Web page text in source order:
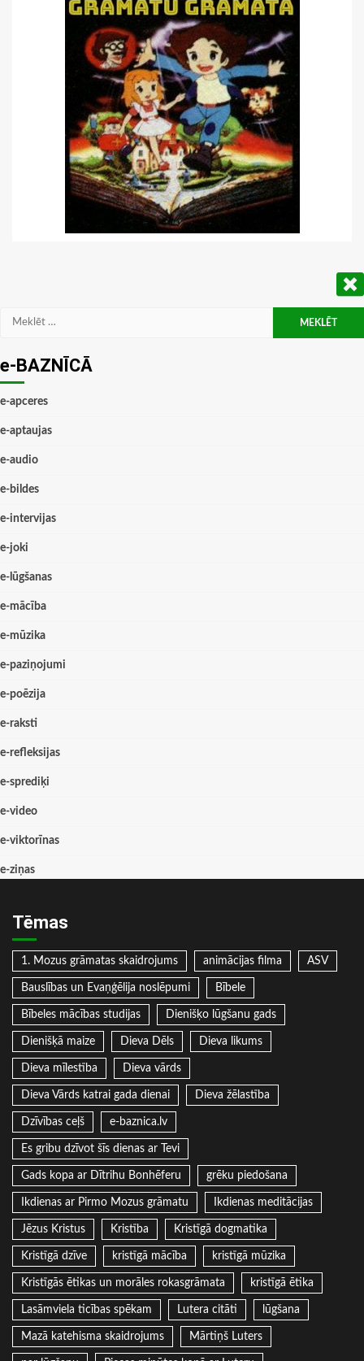
Meklēt:
e-BAZNĪCĀ
e-apceres
e-aptaujas
e-audio
e-bildes
e-intervijas
e-joki
e-lūgšanas
e-mācība
e-mūzika
e-paziņojumi
e-poēzija
e-raksti
e-refleksijas
e-sprediķi
e-video
e-viktorīnas
e-ziņas
Tēmas
1. Mozus grāmatas skaidrojums animācijas filma ASV
Bauslības un Evaņģēlija noslēpumi Bībele
Bībeles mācības studijas Dienišķo lūgšanu gads
Dienišķā maize Dieva Dēls Dieva likums
Dieva mīlestība Dieva vārds
Dieva Vārds katrai gada dienai Dieva žēlastība
Dzīvības ceļš e-baznica.lv
Es gribu dzīvot šīs dienas ar Tevi
Gads kopa ar Dītrihu Bonhēferu grēku piedošana
Ikdienas ar Pirmo Mozus grāmatu Ikdienas meditācijas
Jēzus Kristus Kristība Kristīgā dogmatika
Kristīgā dzīve kristīgā mācība kristīgā mūzika
Kristīgās ētikas un morāles rokasgrāmata kristīgā ētika
Lasāmviela ticības spēkam Lutera citāti lūgšana
Mazā katehisma skaidrojums Mārtiņš Luters